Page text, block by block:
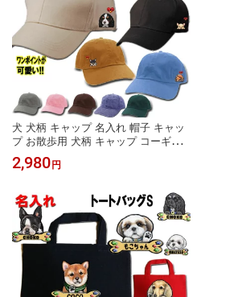
犬 犬柄 キャップ 名入れ 帽子 キャッ
プ お散歩用 犬柄 キャップ コーギー
グッズ 雑貨 チワワ トイプードル フ
レンチブルドッグ ポメラニアン パグ
ンド パグ シュナウザー 犬柄 帽子 誕
生日プレゼント 父の日
2,980円